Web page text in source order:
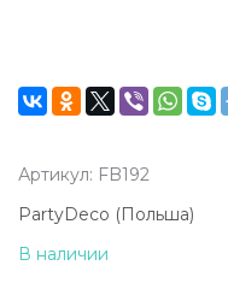
Артикул: FB192
PartyDeco (Польша)
В наличии